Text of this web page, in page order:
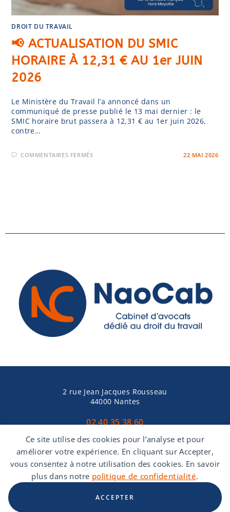
Ce site utilise des cookies pour l’analyse et pour
améliorer votre expérience. En cliquant sur Accepter,
vous consentez à notre utilisation des cookies. En savoir
plus dans notre politique de confidentialité.
ACCEPTER
DROIT DU TRAVAIL
📢 ACTUALISATION DU SMIC
HORAIRE À 12,31 € AU 1er JUIN
2026
Le Ministère du Travail l’a annoncé dans un
communiqué de presse publié le 13 mai dernier : le
SMIC horaire brut passera à 12,31 € au 1er juin 2026,
contre…
COMMENTAIRES FERMÉS 22 MAI 2026
2 rue Jean Jacques Rousseau
44000 Nantes
02 40 35 38 60
Politique de protection des données
cookies